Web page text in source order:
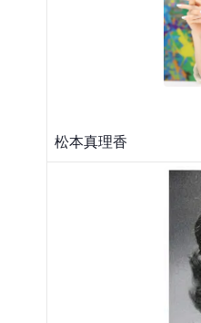
松本真理香